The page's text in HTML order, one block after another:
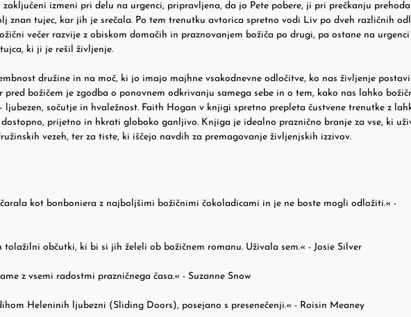
izmeni pri delu na urgenci, pripravljena, da jo Pete pobere, ji pri prečkanju prehoda
znan tujec, kar jih je srečala. Po tem trenutku avtorica spretno vodi Liv po dveh različnih
večer razvije z obiskom domačih in praznovanjem božiča po drugi, pa ostane na
ki ji je rešil življenje.
družine in na moč, ki jo imajo majhne vsakodnevne odločitve, ko nas življenje
pred božičem je zgodba o ponovnem odkrivanju samega sebe in o tem, kako nas lahko
ljubezen, sočutje in hvaležnost. Faith Hogan v knjigi spretno prepleta čustvene trenutke z
prijetno in hkrati globoko ganljivo. Knjiga je idealno praznično branje za vse, ki
vezeh, ter za tiste, ki iščejo navdih za premagovanje življenjskih izzivov.
kot bonboniera z najboljšimi božičnimi čokoladicami in je ne boste mogli odložiti.« -
tolažilni občutki, ki bi si jih želeli ob božičnem romanu. Uživala sem.« - Josie Silver
z vsemi radostmi prazničnega časa.« - Suzanne Snow
Heleninih ljubezni (Sliding Doors), posejano s presenečenji.« - Roisin Meaney